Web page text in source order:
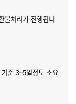
불처리가 진행됩니
준 3~5일정도 소요